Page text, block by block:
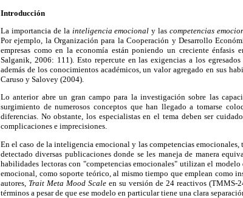
Introducción
La importancia de la inteligencia emocional y lascompetencias
Por ejemplo, la Organización para la Cooperación y Desarrollo
empresas como en la economía están poniendo un creciente
Salganik, 2006: 111). Esto repercute en las exigencias a los
además de los conocimientos académicos, un valor agregado en sus
Caruso y Salovey (2004).
Lo anterior abre un gran campo para la investigación sobre las
surgimiento de numerosos conceptos que han llegado a tomarse
diferencias. No obstante, los especialistas en el tema deben ser
complicaciones e imprecisiones.
En el caso de la inteligencia emocional y las competencias
detectado diversas publicaciones donde se les maneja de manera
habilidades lectoras con "competencias emocionales" utilizan el
emocional, como soporte teórico, al mismo tiempo que emplean como
autores, Trait Meta Mood Scale en su versión de 24 reactivos (TMMS-
términos a pesar de que ese modelo en particular tiene una clara